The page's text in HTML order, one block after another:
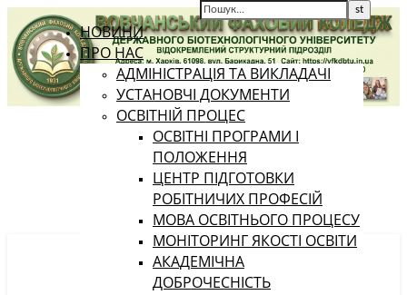
НОВИНИ
ПРО НАС
АДМІНІСТРАЦІЯ ТА ВИКЛАДАЧІ
УСТАНОВЧІ ДОКУМЕНТИ
ОСВІТНІЙ ПРОЦЕС
ОСВІТНІ ПРОГРАМИ І
ПОЛОЖЕННЯ
ЦЕНТР ПІДГОТОВКИ
РОБІТНИЧИХ ПРОФЕСІЙ
МОВА ОСВІТНЬОГО ПРОЦЕСУ
МОНІТОРИНГ ЯКОСТІ ОСВІТИ
АКАДЕМІЧНА
ДОБРОЧЕСНІСТЬ